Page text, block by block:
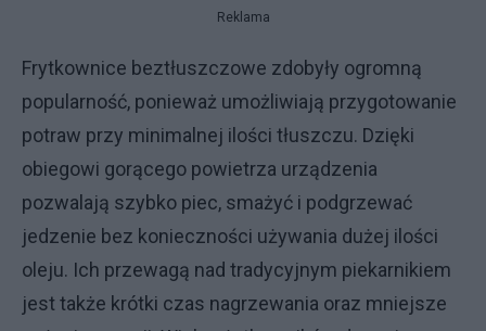
Reklama
Frytkownice beztłuszczowe zdobyły ogromną
popularność, ponieważ umożliwiają przygotowanie
potraw przy minimalnej ilości tłuszczu. Dzięki
obiegowi gorącego powietrza urządzenia
pozwalają szybko piec, smażyć i podgrzewać
jedzenie bez konieczności używania dużej ilości
oleju. Ich przewagą nad tradycyjnym piekarnikiem
jest także krótki czas nagrzewania oraz mniejsze